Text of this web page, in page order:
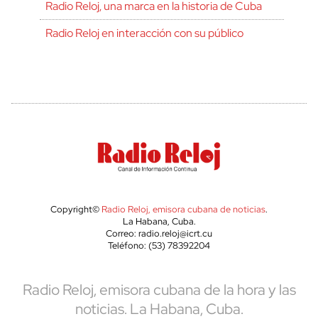
Radio Reloj, una marca en la historia de Cuba
Radio Reloj en interacción con su público
Copyright© Radio Reloj, emisora cubana de noticias.
La Habana, Cuba.
Correo: radio.reloj@icrt.cu
Teléfono: (53) 78392204
Radio Reloj, emisora cubana de la hora y las
noticias. La Habana, Cuba.